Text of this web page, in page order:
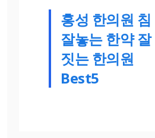
홍성 한의원 침
잘놓는 한약 잘
짓는 한의원
Best5